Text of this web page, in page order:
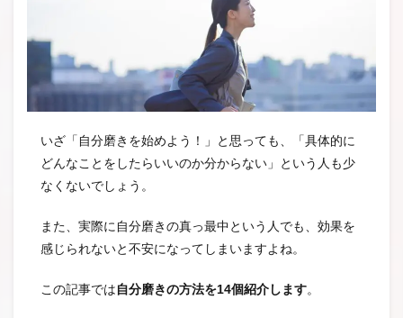
いざ「自分磨きを始めよう！」と思っても、「具体的に
どんなことをしたらいいのか分からない」という人も少
なくないでしょう。
また、実際に自分磨きの真っ最中という人でも、効果を
感じられないと不安になってしまいますよね。
この記事では自分磨きの方法を14個紹介します。